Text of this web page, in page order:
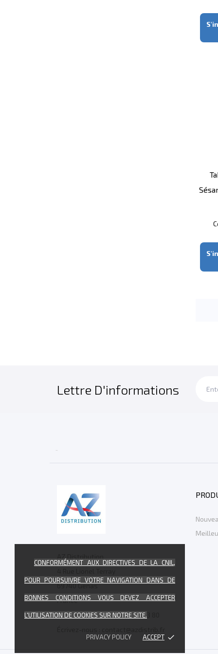
Lettre D'informations

AZ Distribution
69740 Genas
France
Appelez-nous :+33 4 74 94 73 80
CONFORMÉMENT AUX DIRECTIVES DE LA CNIL,
POUR POURSUIVRE VOTRE NAVIGATION DANS DE
BONNES CONDITIONS VOUS DEVEZ ACCEPTER
L'UTILISATION DE COOKIES SUR NOTRE SITE.
PRIVACY POLICY ACCEPT done